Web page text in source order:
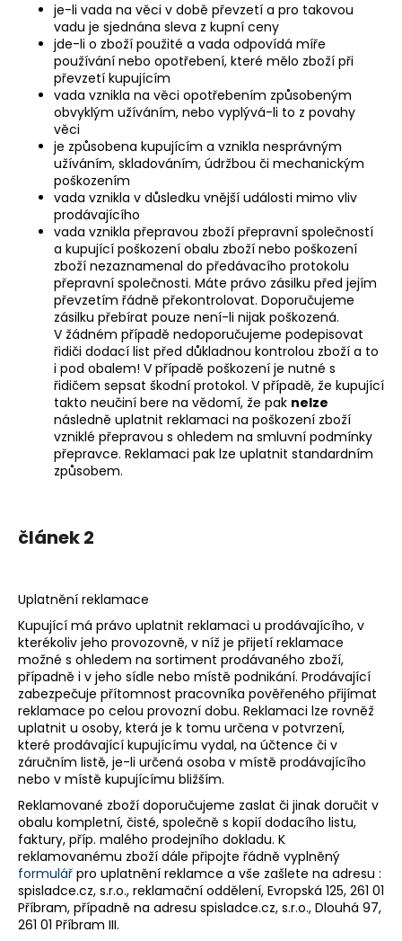
je-li vada na věci v době převzetí a pro takovou
vadu je sjednána sleva z kupní ceny
jde-li o zboží použité a vada odpovídá míře
používání nebo opotřebení, které mělo zboží při
převzetí kupujícím
vada vznikla na věci opotřebením způsobeným
obvyklým užíváním, nebo vyplývá-li to z povahy
věci
je způsobena kupujícím a vznikla nesprávným
užíváním, skladováním, údržbou či mechanickým
poškozením
vada vznikla v důsledku vnější události mimo vliv
prodávajícího
vada vznikla přepravou zboží přepravní společností
a kupující poškození obalu zboží nebo poškození
zboží nezaznamenal do předávacího protokolu
přepravní společnosti. Máte právo zásilku před jejím
převzetím řádně překontrolovat. Doporučujeme
zásilku přebírat pouze není-li nijak poškozená.
V žádném případě nedoporučujeme podepisovat
řidiči dodací list před důkladnou kontrolou zboží a to
i pod obalem! V případě poškození je nutné s
řidičem sepsat škodní protokol. V případě, že kupující
takto neučiní bere na vědomí, že pak nelze
následně uplatnit reklamaci na poškození zboží
vzniklé přepravou s ohledem na smluvní podmínky
přepravce. Reklamaci pak lze uplatnit standardním
způsobem.
článek 2
Uplatnění reklamace
Kupující má právo uplatnit reklamaci u prodávajícího, v
kterékoliv jeho provozovně, v níž je přijetí reklamace
možné s ohledem na sortiment prodávaného zboží,
případně i v jeho sídle nebo místě podnikání. Prodávající
zabezpečuje přítomnost pracovníka pověřeného přijímat
reklamace po celou provozní dobu. Reklamaci lze rovněž
uplatnit u osoby, která je k tomu určena v potvrzení,
které prodávající kupujícímu vydal, na účtence či v
záručním listě, je-li určená osoba v místě prodávajícího
nebo v místě kupujícímu bližším.
Reklamované zboží doporučujeme zaslat či jinak doručit v
obalu kompletní, čisté, společně s kopií dodacího listu,
faktury, příp. malého prodejního dokladu. K
reklamovanému zboží dále připojte řádně vyplněný
formulář pro uplatnění reklamce a vše zašlete na adresu :
spisladce.cz, s.r.o., reklamační oddělení, Evropská 125, 261 01
Příbram, případně na adresu spisladce.cz, s.r.o., Dlouhá 97,
261 01 Příbram III.